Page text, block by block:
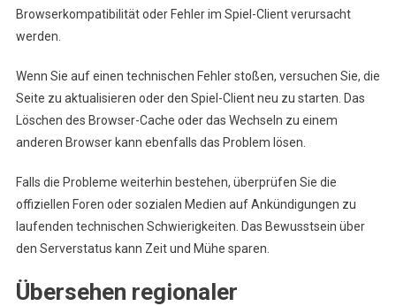
Browserkompatibilität oder Fehler im Spiel-Client verursacht
werden.
Wenn Sie auf einen technischen Fehler stoßen, versuchen Sie, die
Seite zu aktualisieren oder den Spiel-Client neu zu starten. Das
Löschen des Browser-Cache oder das Wechseln zu einem
anderen Browser kann ebenfalls das Problem lösen.
Falls die Probleme weiterhin bestehen, überprüfen Sie die
offiziellen Foren oder sozialen Medien auf Ankündigungen zu
laufenden technischen Schwierigkeiten. Das Bewusstsein über
den Serverstatus kann Zeit und Mühe sparen.
Übersehen regionaler